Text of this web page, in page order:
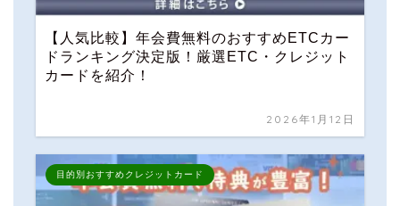
【人気比較】年会費無料のおすすめETCカー
ドランキング決定版！厳選ETC・クレジット
カードを紹介！
2026年1月12日
目的別おすすめクレジットカード